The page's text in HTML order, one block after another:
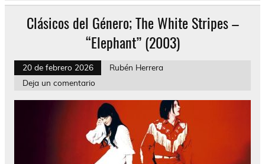
Clásicos del Género; The White Stripes –
“Elephant” (2003)
20 de febrero 2026
Rubén Herrera
Deja un comentario